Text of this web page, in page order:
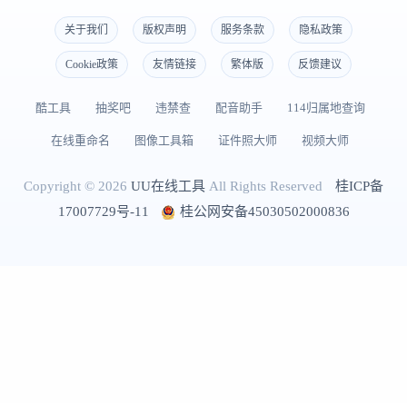
关于我们 版权声明 服务条款 隐私政策
Cookie政策 友情链接 繁体版 反馈建议
酷工具 抽奖吧 违禁查 配音助手 114归属地查询
在线重命名 图像工具箱 证件照大师 视频大师
Copyright © 2026 UU在线工具 All Rights Reserved
桂ICP备
17007729号-11
桂公网安备45030502000836